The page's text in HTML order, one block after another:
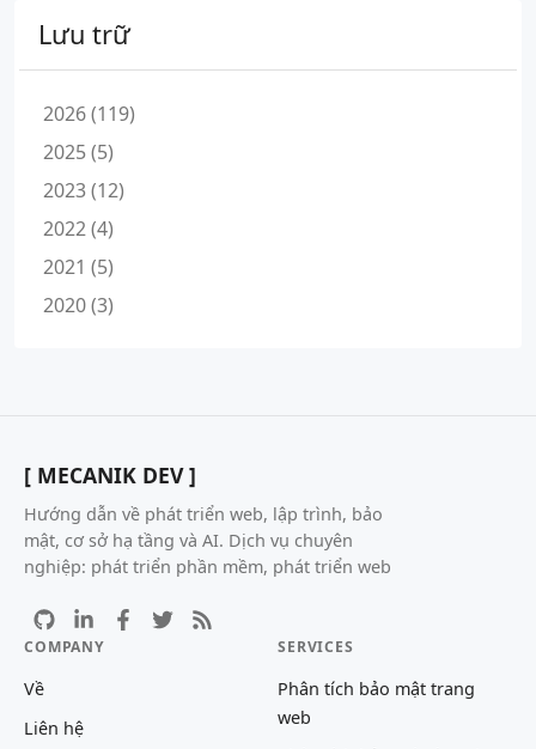
Lưu trữ
2026 (119)
2025 (5)
2023 (12)
2022 (4)
2021 (5)
2020 (3)
[ MECANIK DEV ]
Hướng dẫn về phát triển web, lập trình, bảo
mật, cơ sở hạ tầng và AI. Dịch vụ chuyên
nghiệp: phát triển phần mềm, phát triển web
COMPANY
Về
Liên hệ
SERVICES
Phân tích bảo mật trang
web